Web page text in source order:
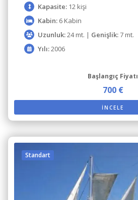
Kapasite: 12 kişi
Kabin: 6 Kabin
Uzunluk:24 mt. | Genişlik:7 mt.
Yılı:2006
Başlangıç Fiyatı
700 €
İNCELE
Standart